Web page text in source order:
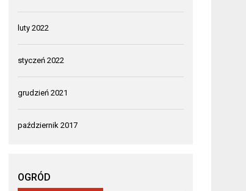
luty 2022
styczeń 2022
grudzień 2021
październik 2017
OGRÓD